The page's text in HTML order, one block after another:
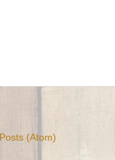
Posts (Atom)